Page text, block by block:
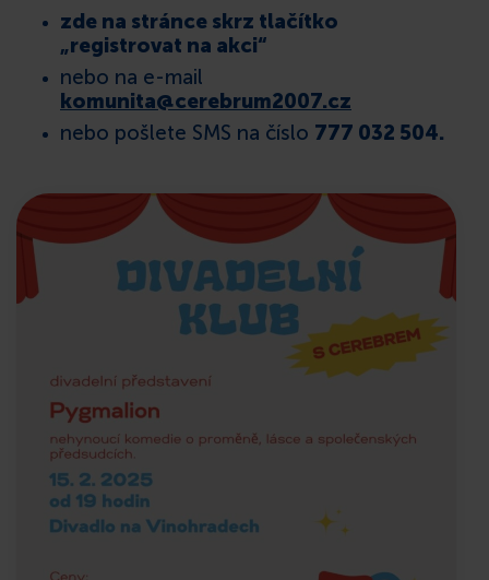
zde na stránce skrz tlačítko
„registrovat na akci“
nebo na e-mail
komunita@cerebrum2007.cz
nebo pošlete SMS na číslo 777 032 504.